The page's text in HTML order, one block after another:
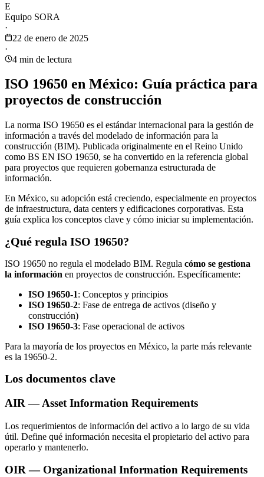
E
Equipo SORA
·
22 de enero de 2025
·
4 min de lectura
ISO 19650 en México: Guía práctica para
proyectos de construcción
La norma ISO 19650 es el estándar internacional para la gestión de
información a través del modelado de información para la
construcción (BIM). Publicada originalmente en el Reino Unido
como BS EN ISO 19650, se ha convertido en la referencia global
para proyectos que requieren gobernanza estructurada de
información.
En México, su adopción está creciendo, especialmente en proyectos
de infraestructura, data centers y edificaciones corporativas. Esta
guía explica los conceptos clave y cómo iniciar su implementación.
¿Qué regula ISO 19650?
ISO 19650 no regula el modelado BIM. Regula cómo se gestiona
la información en proyectos de construcción. Específicamente:
ISO 19650-1: Conceptos y principios
ISO 19650-2: Fase de entrega de activos (diseño y
construcción)
ISO 19650-3: Fase operacional de activos
Para la mayoría de los proyectos en México, la parte más relevante
es la 19650-2.
Los documentos clave
AIR — Asset Information Requirements
Los requerimientos de información del activo a lo largo de su vida
útil. Define qué información necesita el propietario del activo para
operarlo y mantenerlo.
OIR — Organizational Information Requirements